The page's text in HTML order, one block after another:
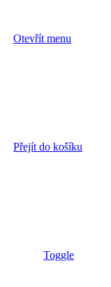
Otevřít menu
Přejít do košíku
Toggle